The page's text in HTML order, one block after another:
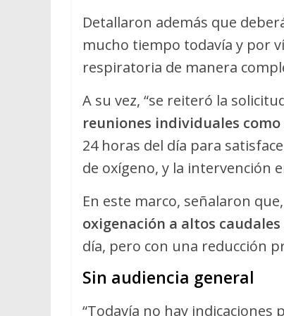
Detallaron además que
mucho tiempo todavía y por
respiratoria de manera
A su vez, “se reiteró la
reuniones individuales
24 horas del día para
de oxígeno, y la intervención
En este marco, señalaron
oxigenación a altos
día, pero con una reducción
Sin audiencia general
“Todavía no hay